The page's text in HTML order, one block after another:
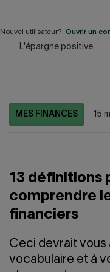
contenu
Financement
LIENS RAPIDES
Accueil
Nouvel utilisateur? Ouvrir un
L'épargne positive
MES FINANCES 15
13 définitions
comprendre
financiers
Ceci devrait vous
vocabulaire et à